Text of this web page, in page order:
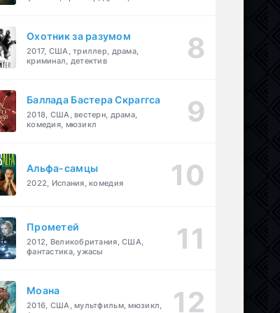
Охотник за разумом
2017, США, триллер, драма,
криминал, детектив
Баллада Бастера Скраггса
2018, США, вестерн, драма,
комедия, мюзикл
Альфа-самцы
2022, Испания, комедия
Прометей
2012, Великобритания, США,
фантастика, ужасы
Моана
2016, США, мультфильм, мюзикл,